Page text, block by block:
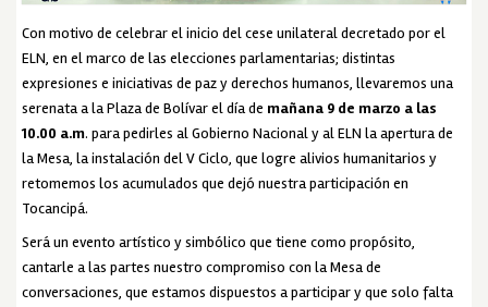
Con motivo de celebrar el inicio del cese unilateral decretado por el
ELN, en el marco de las elecciones parlamentarias; distintas
expresiones e iniciativas de paz y derechos humanos, llevaremos una
serenata a la Plaza de Bolívar el día de mañana 9 de marzo a las
10.00 a.m. para pedirles al Gobierno Nacional y al ELN la apertura de
la Mesa, la instalación del V Ciclo, que logre alivios humanitarios y
retomemos los acumulados que dejó nuestra participación en
Tocancipá.
Será un evento artístico y simbólico que tiene como propósito,
cantarle a las partes nuestro compromiso con la Mesa de
conversaciones, que estamos dispuestos a participar y que solo falta